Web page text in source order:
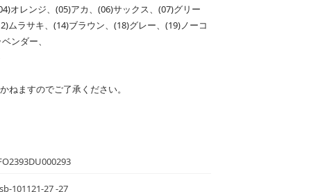
オレンジ、(05)アカ、(06)サックス、(07)グリー
ムラサキ、(14)ブラウン、(18)グレー、(19)ノーコ
ンダー、
ますのでご了承ください。
101121-27 -27